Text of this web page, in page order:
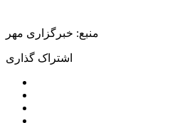
منبع: خبرگزاری مهر
اشتراک گذاری